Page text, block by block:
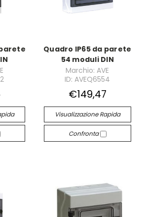
Quadro IP65 da parete
54 moduli DIN
Marchio: AVE
ID: AVEQ6554
€149,47
Visualizzazione Rapida
Confronta